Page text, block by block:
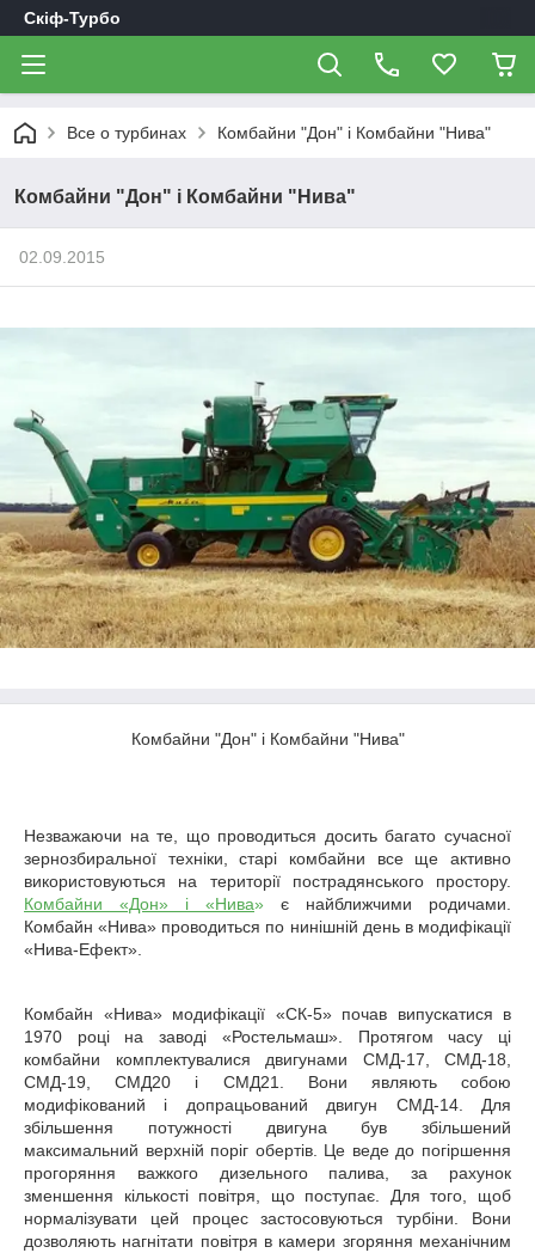
Скіф-Турбо
Все о турбинах Комбайни "Дон" і Комбайни "Нива"
Комбайни "Дон" і Комбайни "Нива"
02.09.2015
Комбайни "Дон" і Комбайни "Нива"
Незважаючи на те, що проводиться досить багато сучасної
зернозбиральної техніки, старі комбайни все ще активно
використовуються на території пострадянського простору.
Комбайни «Дон» і «Нива» є найближчими родичами.
Комбайн «Нива» проводиться по нинішній день в модифікації
«Нива-Ефект».
Комбайн «Нива» модифікації «СК-5» почав випускатися в
1970 році на заводі «Ростельмаш». Протягом часу ці
комбайни комплектувалися двигунами СМД-17, СМД-18,
СМД-19, СМД20 і СМД21. Вони являють собою
модифікований і допрацьований двигун СМД-14. Для
збільшення потужності двигуна був збільшений
максимальний верхній поріг обертів. Це веде до погіршення
прогоряння важкого дизельного палива, за рахунок
зменшення кількості повітря, що поступає. Для того, щоб
нормалізувати цей процес застосовуються турбіни. Вони
дозволяють нагнітати повітря в камери згоряння механічним